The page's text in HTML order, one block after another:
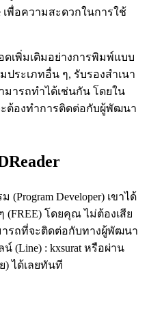
เพื่อความสะดวกในการใช้
เพิ่มเติมอย่างการพิมพ์แบบ
ระเภทอื่น ๆ, รับรองสำเนา
มารถทำได้เช่นกัน โดยใน
ต้องทำการติดต่อกับผู้พัฒนา
Developer) เขาได้
โดยคุณ ไม่ต้องเสีย
รถที่จะติดต่อกับทางผู้พัฒนา
(Line) : kxsurat หรือผ่าน
) ได้เลยทันที